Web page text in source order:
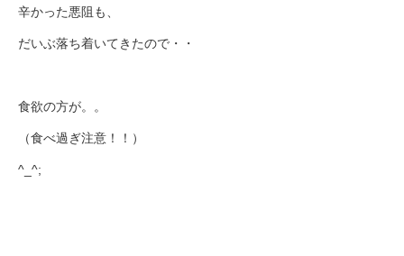
辛かった悪阻も、
だいぶ落ち着いてきたので・・
食欲の方が。。
（食べ過ぎ注意！！）
^_^;